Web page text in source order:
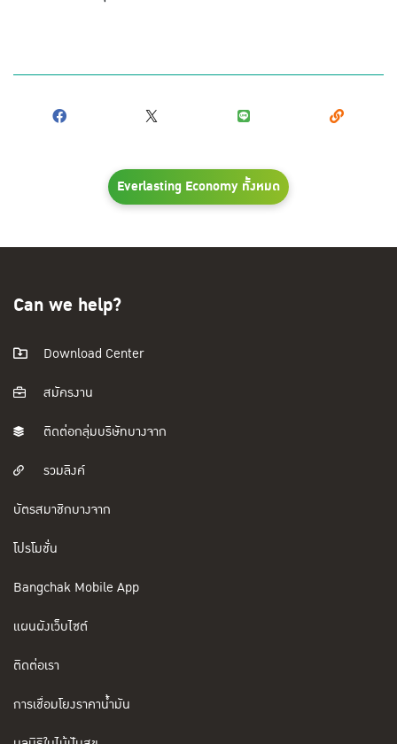
Everlasting Economy ทั้งหมด
Can we help?
Download Center
สมัครงาน
ติดต่อกลุ่มบริษัทบางจาก
รวมลิงค์
บัตรสมาชิกบางจาก
โปรโมชั่น
Bangchak Mobile App
แผนผังเว็บไซต์
ติดต่อเรา
การเชื่อมโยงราคาน้ำมัน